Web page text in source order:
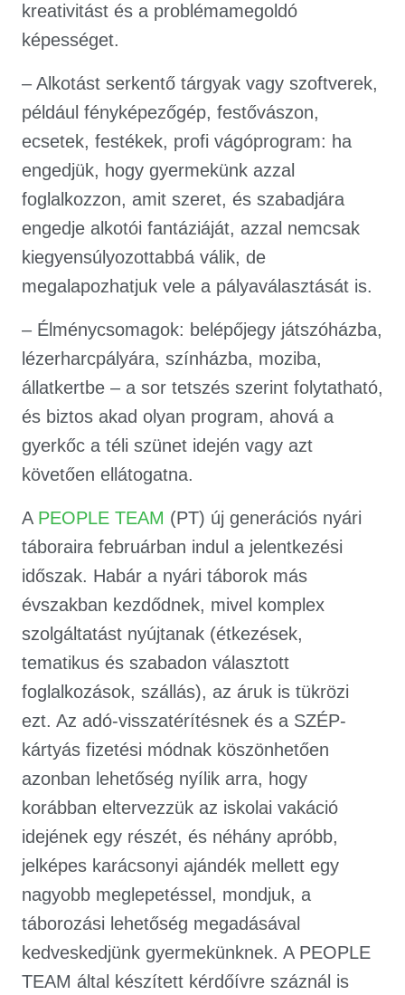
kreativitást és a problémamegoldó
képességet.
– Alkotást serkentő tárgyak vagy szoftverek,
például fényképezőgép, festővászon,
ecsetek, festékek, profi vágóprogram: ha
engedjük, hogy gyermekünk azzal
foglalkozzon, amit szeret, és szabadjára
engedje alkotói fantáziáját, azzal nemcsak
kiegyensúlyozottabbá válik, de
megalapozhatjuk vele a pályaválasztását is.
– Élménycsomagok: belépőjegy játszóházba,
lézerharcpályára, színházba, moziba,
állatkertbe – a sor tetszés szerint folytatható,
és biztos akad olyan program, ahová a
gyerkőc a téli szünet idején vagy azt
követően ellátogatna.
A PEOPLE TEAM (PT) új generációs nyári
táboraira februárban indul a jelentkezési
időszak. Habár a nyári táborok más
évszakban kezdődnek, mivel komplex
szolgáltatást nyújtanak (étkezések,
tematikus és szabadon választott
foglalkozások, szállás), az áruk is tükrözi
ezt. Az adó-visszatérítésnek és a SZÉP-
kártyás fizetési módnak köszönhetően
azonban lehetőség nyílik arra, hogy
korábban eltervezzük az iskolai vakáció
idejének egy részét, és néhány apróbb,
jelképes karácsonyi ajándék mellett egy
nagyobb meglepetéssel, mondjuk, a
táborozási lehetőség megadásával
kedveskedjünk gyermekünknek. A PEOPLE
TEAM által készített kérdőívre száznál is